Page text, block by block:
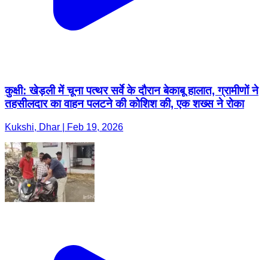
कुक्षी: खेड़ली में चूना पत्थर सर्वे के दौरान बेकाबू हालात, ग्रामीणों ने
तहसीलदार का वाहन पलटने की कोशिश की, एक शख्स ने रोका
Kukshi, Dhar | Feb 19, 2026